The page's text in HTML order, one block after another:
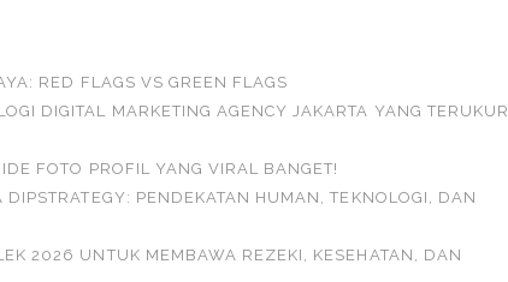
RED FLAGS VS GREEN FLAGS
DIGITAL MARKETING AGENCY JAKARTA YANG TERUKUR
FOTO PROFIL YANG VIRAL BANGET!
DIPSTRATEGY: PENDEKATAN HUMAN, TEKNOLOGI, DAN
2026 UNTUK MEMBAWA REZEKI, KESEHATAN, DAN